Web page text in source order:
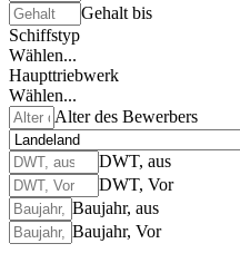
Gehalt bis
Schiffstyp
Wählen...
Haupttriebwerk
Wählen...
Alter des Bewerbers
DWT, aus
DWT, Vor
Baujahr, aus
Baujahr, Vor